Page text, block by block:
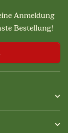
Anmeldung
Bestellung!